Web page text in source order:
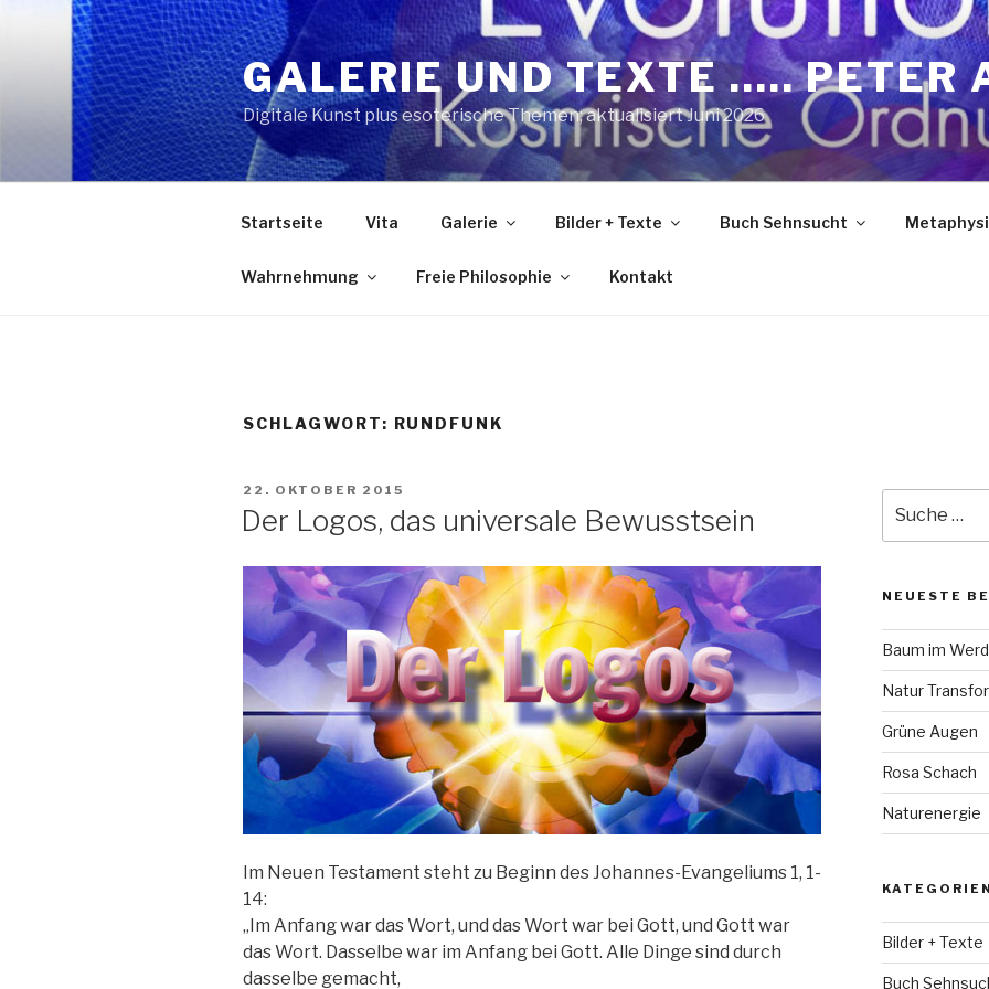
springen
GALERIE UND TEXTE ….. PETER
Digitale Kunst plus esoterische Themen; aktualisiert Juni 2026
Startseite Vita Galerie Bilder + Texte Buch Sehnsucht
Wahrnehmung Freie Philosophie Kontakt
SCHLAGWORT: RUNDFUNK
VERÖFFENTLICHT
22. OKTOBER 2015
Der Logos, das universale Bewusstsein
Im Neuen Testament steht zu Beginn des Johannes-Evangeliums 1, 1-
14:
„Im Anfang war das Wort, und das Wort war bei Gott, und Gott war
das Wort. Dasselbe war im Anfang bei Gott. Alle Dinge sind durch
dasselbe gemacht,
nach:
NEUESTE
Baum im
Natur
Grüne Augen
Rosa Schach
Naturenergie
KATEGORIEN
Bilder + Texte
Buch